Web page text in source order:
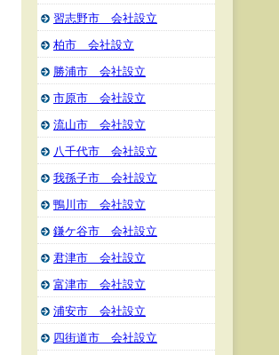
習志野市 会社設立
柏市 会社設立
勝浦市 会社設立
市原市 会社設立
流山市 会社設立
八千代市 会社設立
我孫子市 会社設立
鴨川市 会社設立
鎌ケ谷市 会社設立
君津市 会社設立
富津市 会社設立
浦安市 会社設立
四街道市 会社設立